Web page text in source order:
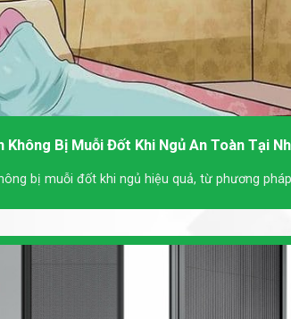
Không Bị Muỗi Đốt Khi Ngủ An Toàn Tại
bị muỗi đốt khi ngủ hiệu quả, từ phương pháp